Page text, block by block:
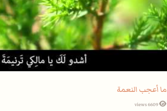
ما أعجب النعمة
6609 views